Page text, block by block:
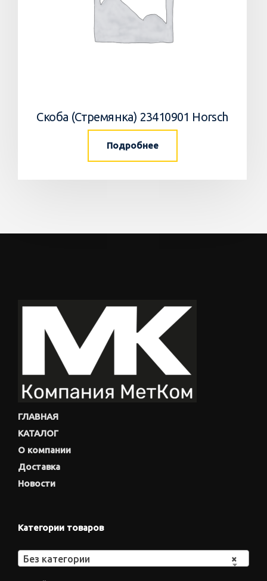
Скоба (Стремянка) 23410901 Horsch
Подробнее
ГЛАВНАЯ
КАТАЛОГ
О компании
Доставка
Новости
Категории товаров
×
Без категории